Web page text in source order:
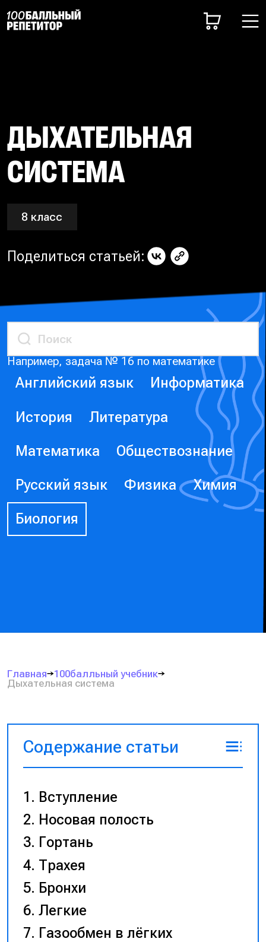
ДЫХАТЕЛЬНАЯ
СИСТЕМА
8 класс
Поделиться статьей:
Например, задача № 16 по математике
Английский язык Информатика
История Литература
Математика Обществознание
Русский язык Физика Химия
Биология
Главная
100балльный учебник
Дыхательная система
Содержание статьи
Вступление
Носовая полость
Гортань
Трахея
Бронхи
Легкие
Газообмен в лёгких